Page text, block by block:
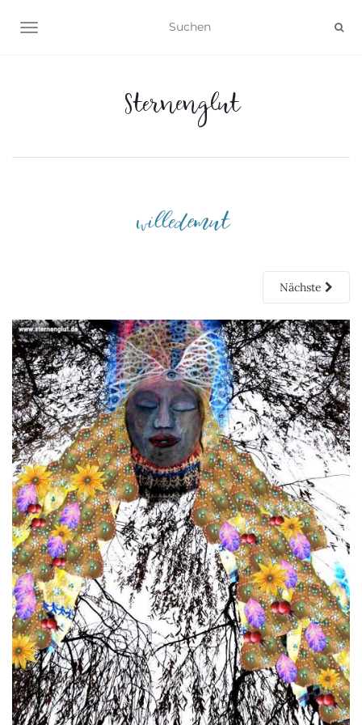
NAVIGATION UMSCHALTEN
Sternenglut
willedemut
Nächste